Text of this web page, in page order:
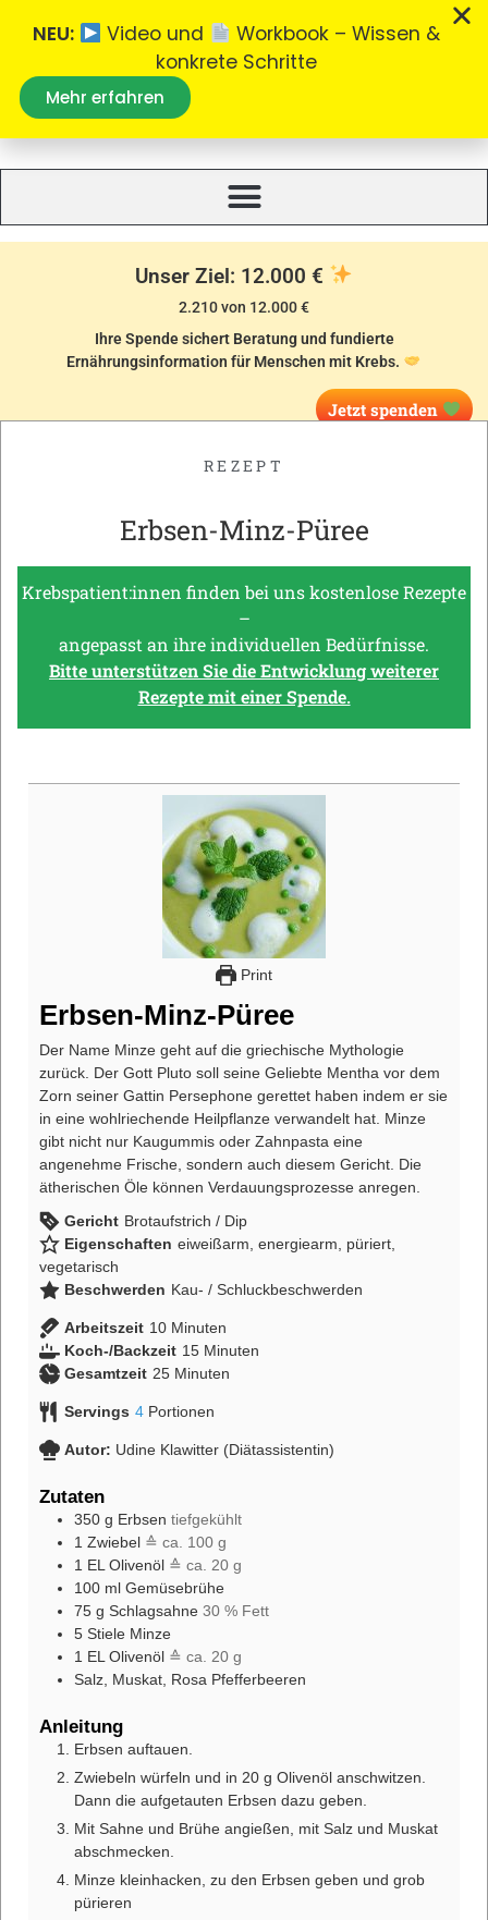
Was essen bei Krebs
Unser Ziel: 12.000 €
2.210 von 12.000 €
Ihre Spende sichert Beratung und fundierte
Ernährungsinformation für Menschen mit Krebs.
Jetzt spenden
REZEPT
Erbsen-Minz-Püree
Krebspatient:innen finden bei uns kostenlose Rezepte
–
angepasst an ihre individuellen Bedürfnisse.
Bitte unterstützen Sie die Entwicklung weiterer
Rezepte mit einer Spende.
Print
Erbsen-Minz-Püree
Der Name Minze geht auf die griechische Mythologie
zurück. Der Gott Pluto soll seine Geliebte Mentha vor dem
Zorn seiner Gattin Persephone gerettet haben indem er sie
in eine wohlriechende Heilpflanze verwandelt hat. Minze
gibt nicht nur Kaugummis oder Zahnpasta eine
angenehme Frische, sondern auch diesem Gericht. Die
ätherischen Öle können Verdauungsprozesse anregen.
Gericht Brotaufstrich / Dip
Eigenschaften eiweißarm, energiearm, püriert,
vegetarisch
Beschwerden Kau- / Schluckbeschwerden
Arbeitszeit 10 Minuten
Koch-/Backzeit 15 Minuten
Gesamtzeit 25 Minuten
Servings 4 Portionen
Autor: Udine Klawitter (Diätassistentin)
Zutaten
350 g Erbsen tiefgekühlt
1 Zwiebel ≙ ca. 100 g
1 EL Olivenöl ≙ ca. 20 g
100 ml Gemüsebrühe
75 g Schlagsahne 30 % Fett
5 Stiele Minze
1 EL Olivenöl ≙ ca. 20 g
Salz, Muskat, Rosa Pfefferbeeren
Anleitung
Erbsen auftauen.
Zwiebeln würfeln und in 20 g Olivenöl anschwitzen.
Dann die aufgetauten Erbsen dazu geben.
Mit Sahne und Brühe angießen, mit Salz und Muskat
abschmecken.
Minze kleinhacken, zu den Erbsen geben und grob
pürieren
NEU: Video und
Workbook – Wissen &
konkrete Schritte
Mehr erfahren